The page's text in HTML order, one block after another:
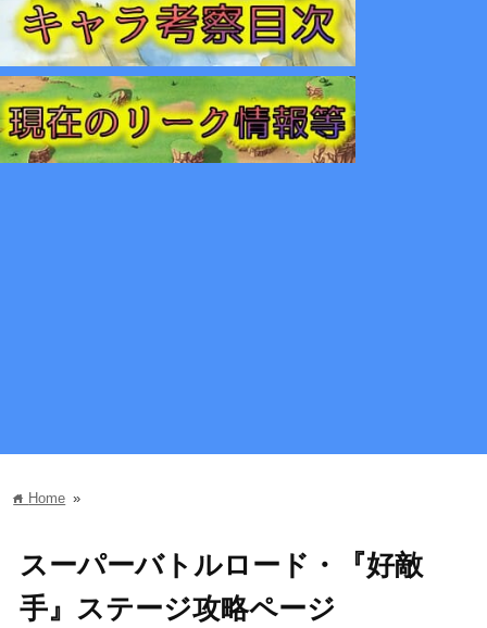
home Home »
スーパーバトルロード・『好敵
手』ステージ攻略ページ